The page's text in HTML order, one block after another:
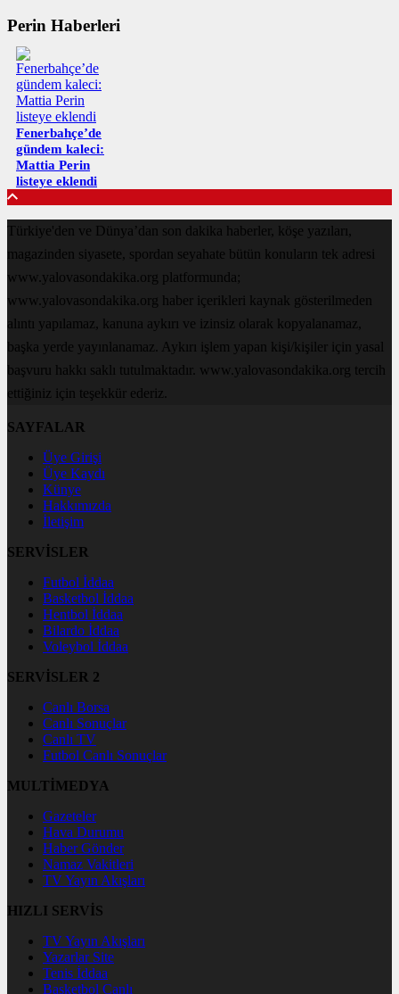
Perin Haberleri
Fenerbahçe’de
gündem kaleci:
Mattia Perin
listeye eklendi
Türkiye'den ve Dünya’dan son dakika haberler, köşe yazıları,
magazinden siyasete, spordan seyahate bütün konuların tek adresi
www.yalovasondakika.org platformunda;
www.yalovasondakika.org haber içerikleri kaynak gösterilmeden
alıntı yapılamaz, kanuna aykırı ve izinsiz olarak kopyalanamaz,
başka yerde yayınlanamaz. Aykırı işlem yapan kişi/kişiler için yasal
başvuru hakkı saklı tutulmaktadır. www.yalovasondakika.org tercih
ettiğiniz için teşekkür ederiz.
SAYFALAR
Üye Girişi
Üye Kaydı
Künye
Hakkımızda
İletişim
SERVİSLER
Futbol İddaa
Basketbol İddaa
Hentbol İddaa
Bilardo İddaa
Voleybol İddaa
SERVİSLER 2
Canlı Borsa
Canlı Sonuçlar
Canlı TV
Futbol Canlı Sonuçlar
MULTİMEDYA
Gazeteler
Hava Durumu
Haber Gönder
Namaz Vakitleri
TV Yayın Akışları
HIZLI SERVİS
TV Yayın Akışları
Yazarlar Site
Tenis İddaa
Basketbol Canlı